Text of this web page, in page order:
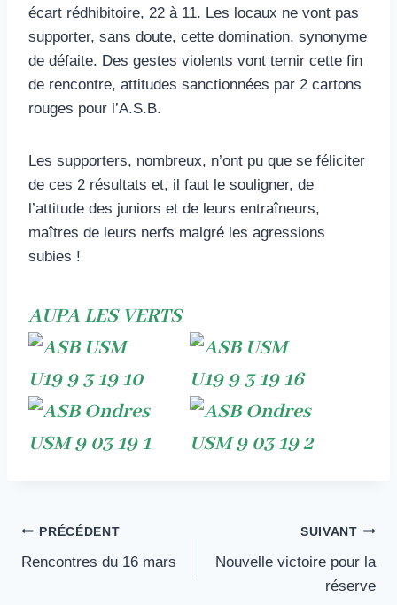
écart rédhibitoire, 22 à 11. Les locaux ne vont pas
supporter, sans doute, cette domination, synonyme
de défaite. Des gestes violents vont ternir cette fin
de rencontre, attitudes sanctionnées par 2 cartons
rouges pour l’A.S.B.
Les supporters, nombreux, n’ont pu que se féliciter
de ces 2 résultats et, il faut le souligner, de
l’attitude des juniors et de leurs entraîneurs,
maîtres de leurs nerfs malgré les agressions
subies !
AUPA LES VERTS
Navigation
de
PRÉCÉDENT
Rencontres du 16 mars
SUIVANT
Nouvelle victoire pour la
réserve